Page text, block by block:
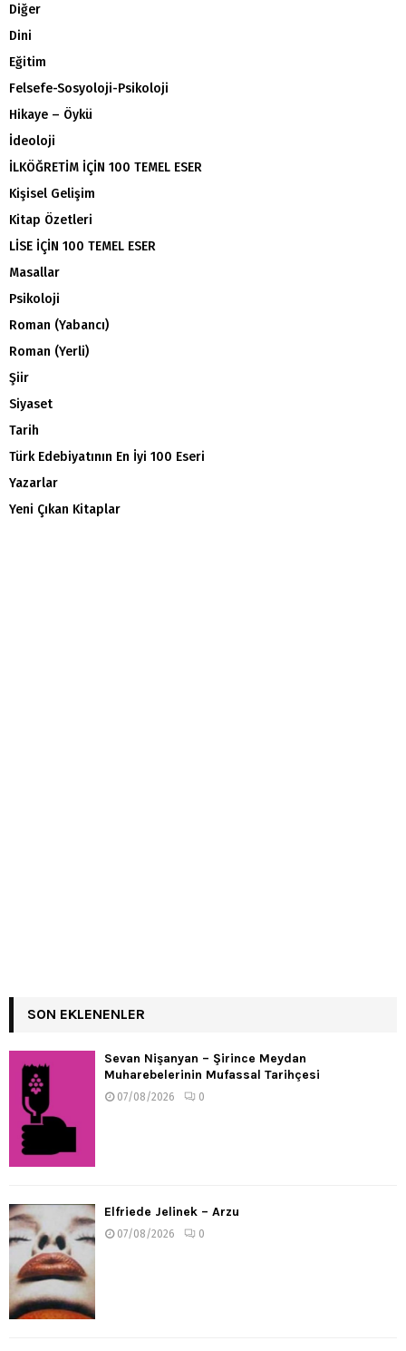
Diğer
Dini
Eğitim
Felsefe-Sosyoloji-Psikoloji
Hikaye – Öykü
İdeoloji
İLKÖĞRETİM İÇİN 100 TEMEL ESER
Kişisel Gelişim
Kitap Özetleri
LİSE İÇİN 100 TEMEL ESER
Masallar
Psikoloji
Roman (Yabancı)
Roman (Yerli)
Şiir
Siyaset
Tarih
Türk Edebiyatının En İyi 100 Eseri
Yazarlar
Yeni Çıkan Kitaplar
SON EKLENENLER
Sevan Nişanyan – Şirince Meydan
Muharebelerinin Mufassal Tarihçesi
07/08/2026 0
Elfriede Jelinek – Arzu
07/08/2026 0